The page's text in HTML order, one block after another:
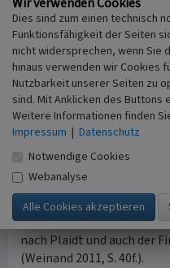
gleichen Teilen an die
Weinand wird alleiniger
1915 ernannte das
Stephan Weinand, bis
übergangsweise zum
Geschäftsführer“), da der
Reinartz zum Militärdienst
Reinartz erhob Einspruch
vor dem Königlichen
war Weinand 1917
Geschäftsführer der
von 99.000 Mark. Die
nach Plaidt und auch der
(Weinand 2011, S. 40f.).
Dies sind zum einen technisch
Funktionsfähigkeit der Seiten
nicht widersprechen, wenn Sie
hinaus verwenden wir Cookies
Nutzbarkeit unserer Seiten zu
sind. Mit Anklicken des Buttons
Weitere Informationen finden
Impressum | Datenschutz
Notwendige Cookies
Webanalyse